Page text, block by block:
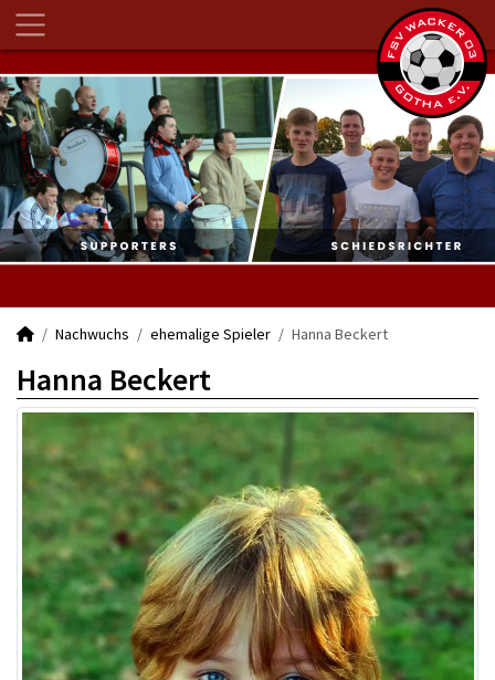
Nachwuchs ehemalige Spieler Hanna Beckert
Hanna Beckert